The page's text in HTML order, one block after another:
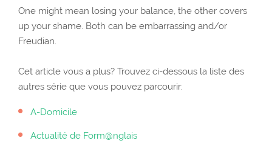
One might mean losing your balance, the other covers
up your shame. Both can be embarrassing and/or
Freudian.
Cet article vous a plus? Trouvez ci-dessous la liste des
autres série que vous pouvez parcourir:
A-Domicile
Actualité de Form@nglais